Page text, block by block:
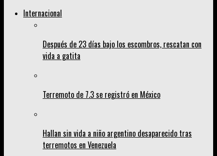
Internacional
Después de 23 días bajo los escombros, rescatan con
vida a gatita
Terremoto de 7.3 se registró en México
Hallan sin vida a niño argentino desaparecido tras
terremotos en Venezuela